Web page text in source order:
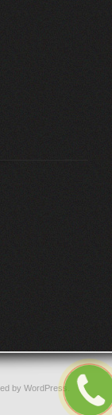
by WordPress